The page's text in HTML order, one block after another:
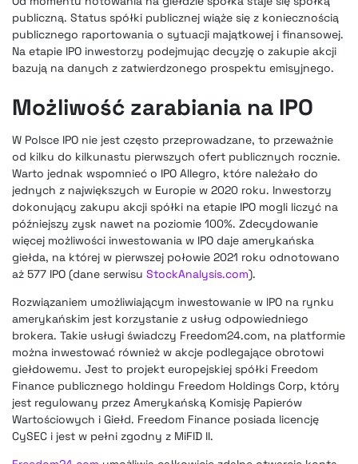
publiczną. Status spółki publicznej wiąże się z koniecznością
publicznego raportowania o sytuacji majątkowej i finansowej.
Na etapie IPO inwestorzy podejmując decyzję o zakupie akcji
bazują na danych z zatwierdzonego prospektu emisyjnego.
Możliwość zarabiania na IPO
W Polsce IPO nie jest często przeprowadzane, to przeważnie
od kilku do kilkunastu pierwszych ofert publicznych rocznie.
Warto jednak wspomnieć o IPO Allegro, które należało do
jednych z największych w Europie w 2020 roku. Inwestorzy
dokonujący zakupu akcji spółki na etapie IPO mogli liczyć na
późniejszy zysk nawet na poziomie 100%. Zdecydowanie
więcej możliwości inwestowania w IPO daje amerykańska
giełda, na której w pierwszej połowie 2021 roku odnotowano
aż 577 IPO (dane serwisu StockAnalysis.com).
Rozwiązaniem umożliwiającym inwestowanie w IPO na rynku
amerykańskim jest korzystanie z usług odpowiedniego
brokera. Takie usługi świadczy Freedom24.com, na platformie
można inwestować również w akcje podlegające obrotowi
giełdowemu. Jest to projekt europejskiej spółki Freedom
Finance publicznego holdingu Freedom Holdings Corp, który
jest regulowany przez Amerykańską Komisję Papierów
Wartościowych i Giełd. Freedom Finance posiada licencję
CySEC i jest w pełni zgodny z MiFID II.